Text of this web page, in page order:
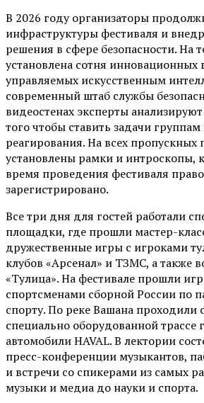
В 2026 году организаторы
инфраструктуры фестиваля и
решения в сфере безопасности. На
установлена сотня инновационных
управляемых искусственным
современный штаб службы
видеостенах эксперты
того чтобы ставить задачи
реагирования. На всех пропускных
установлены рамки и интроскопы,
время проведения фестиваля
зарегистрировано.
Все три дня для гостей работали
площадки, где прошли мастер-
дружественные игры с игроками
клубов «Арсенал» и ТЗМС, а также
«Тулица». На фестивале прошли
спортсменами сборной России по
спорту. По реке Вашана проходили
специально оборудованной трассе
автомобили HAVAL. В лектории
пресс-конференции музыкантов,
и встречи со спикерами из самых
музыки и медиа до науки и спорта.